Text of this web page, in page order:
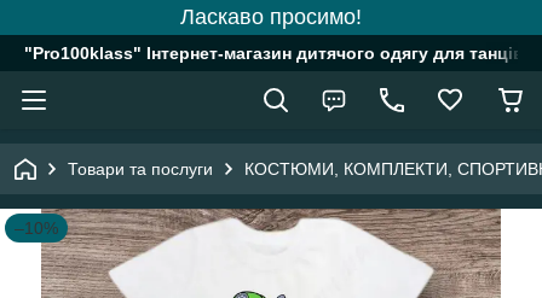
Ласкаво просимо!
"Pro100klass" Інтернет-магазин дитячого одягу для танців,
Товари та послуги КОСТЮМИ, КОМПЛЕКТИ,
–10%